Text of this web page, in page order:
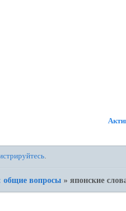
.
общие вопросы »японские